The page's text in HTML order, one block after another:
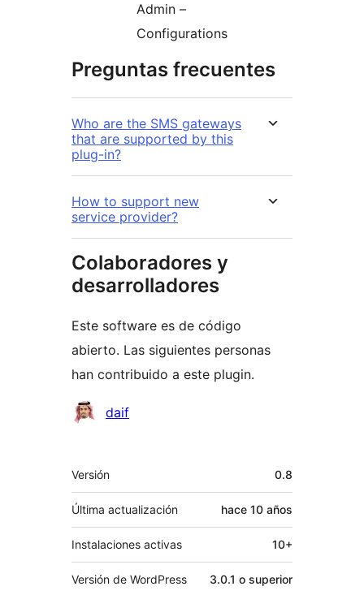
Admin –
Configurations
Preguntas frecuentes
Who are the SMS gateways
that are supported by this
plug-in?
How to support new
service provider?
Colaboradores y
desarrolladores
Este software es de código
abierto. Las siguientes personas
han contribuido a este plugin.
Colaboradores
daif
Meta
Versión 0.8
Última actualización hace 10 años
Instalaciones activas 10+
Versión de WordPress 3.0.1 o superior